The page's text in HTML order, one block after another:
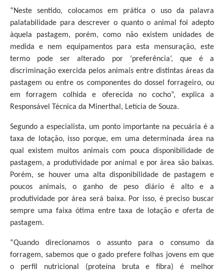
“Neste sentido, colocamos em prática o uso da palavra
palatabilidade para descrever o quanto o animal foi adepto
àquela pastagem, porém, como não existem unidades de
medida e nem equipamentos para esta mensuração, este
termo pode ser alterado por ‘preferência’, que é a
discriminação exercida pelos animais entre distintas áreas da
pastagem ou entre os componentes do dossel forrageiro, ou
em forragem colhida e oferecida no cocho”, explica a
Responsável Técnica da Minerthal, Letícia de Souza.
Segundo a especialista, um ponto importante na pecuária é a
taxa de lotação, isso porque, em uma determinada área na
qual existem muitos animais com pouca disponibilidade de
pastagem, a produtividade por animal e por área são baixas.
Porém, se houver uma alta disponibilidade de pastagem e
poucos animais, o ganho de peso diário é alto e a
produtividade por área será baixa. Por isso, é preciso buscar
sempre uma faixa ótima entre taxa de lotação e oferta de
pastagem.
“Quando direcionamos o assunto para o consumo da
forragem, sabemos que o gado prefere folhas jovens em que
o perfil nutricional (proteína bruta e fibra) é melhor